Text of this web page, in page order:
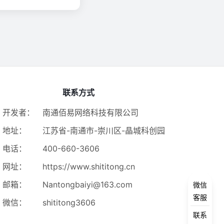
联系方式
开发者：
南通佰易网络科技有限公司
地址：
江苏省-南通市-崇川区-晶城科创园
电话：
400-660-3606
网址：
https://www.shititong.cn
邮箱：
Nantongbaiyi@163.com
微信：
shititong3606
微信
客服
联系